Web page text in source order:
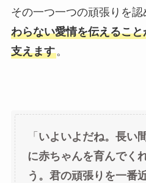
その一つ一つの頑張りを認
わらない愛情を伝えるこ
支えます。
「 いよいよだね。長い
に赤ちゃんを育んでく
う。君の頑張りを一番